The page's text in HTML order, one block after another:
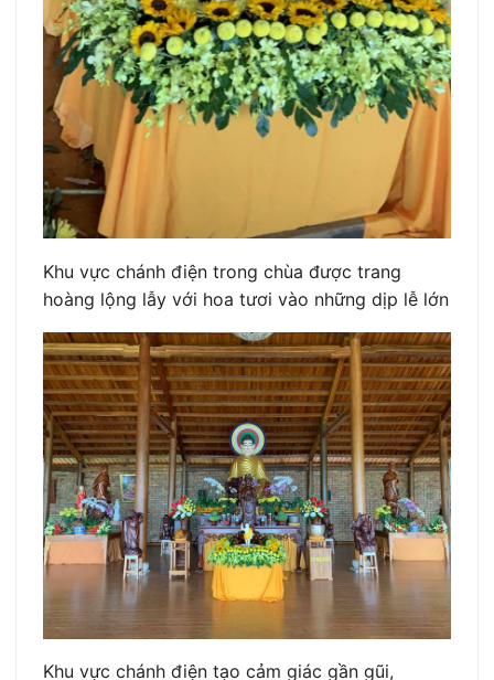
Khu vực chánh điện trong chùa được trang
hoàng lộng lẫy với hoa tươi vào những dịp lễ lớn
Khu vực chánh điện tạo cảm giác gần gũi,